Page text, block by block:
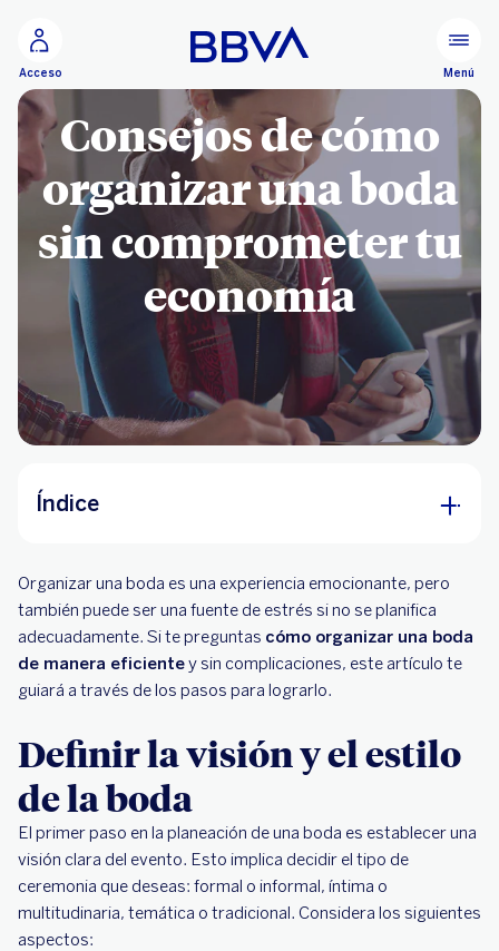
Acceso Menú
Consejos de cómo
organizar una boda
sin comprometer tu
economía
Índice
¿Cuánto cuesta organizar una boda?
Consejos prácticos para organizar una boda sin
complicaciones
de tu boda
Organizar una boda es una experiencia emocionante, pero
también puede ser una fuente de estrés si no se planifica
adecuadamente. Si te preguntas cómo organizar una boda
de manera eficientey sin complicaciones, este artículo te
guiará a través de los pasos para lograrlo.
Definir la visión y el estilo
de la boda
El primer paso en la planeación de una boda es establecer una
visión clara del evento. Esto implica decidir el tipo de
ceremonia que deseas: formal o informal, íntima o
multitudinaria, temática o tradicional. Considera los siguientes
aspectos: